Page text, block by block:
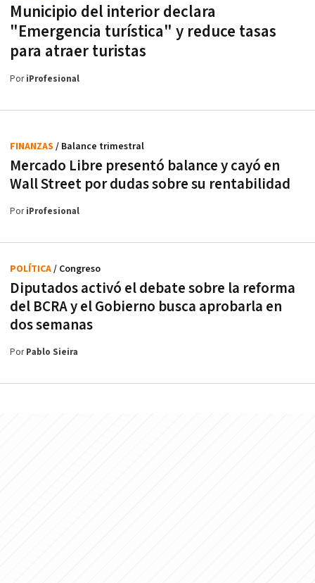
Municipio del interior declara
"Emergencia turística" y reduce tasas
para atraer turistas
PoriProfesional
Mercado Libre presentó balance y cayó en
Wall Street por dudas sobre su rentabilidad
FINANZAS / Balance trimestral
PoriProfesional
Diputados activó el debate sobre la reforma
del BCRA y el Gobierno busca aprobarla en
dos semanas
POLÍTICA/ Congreso
PorPablo Sieira